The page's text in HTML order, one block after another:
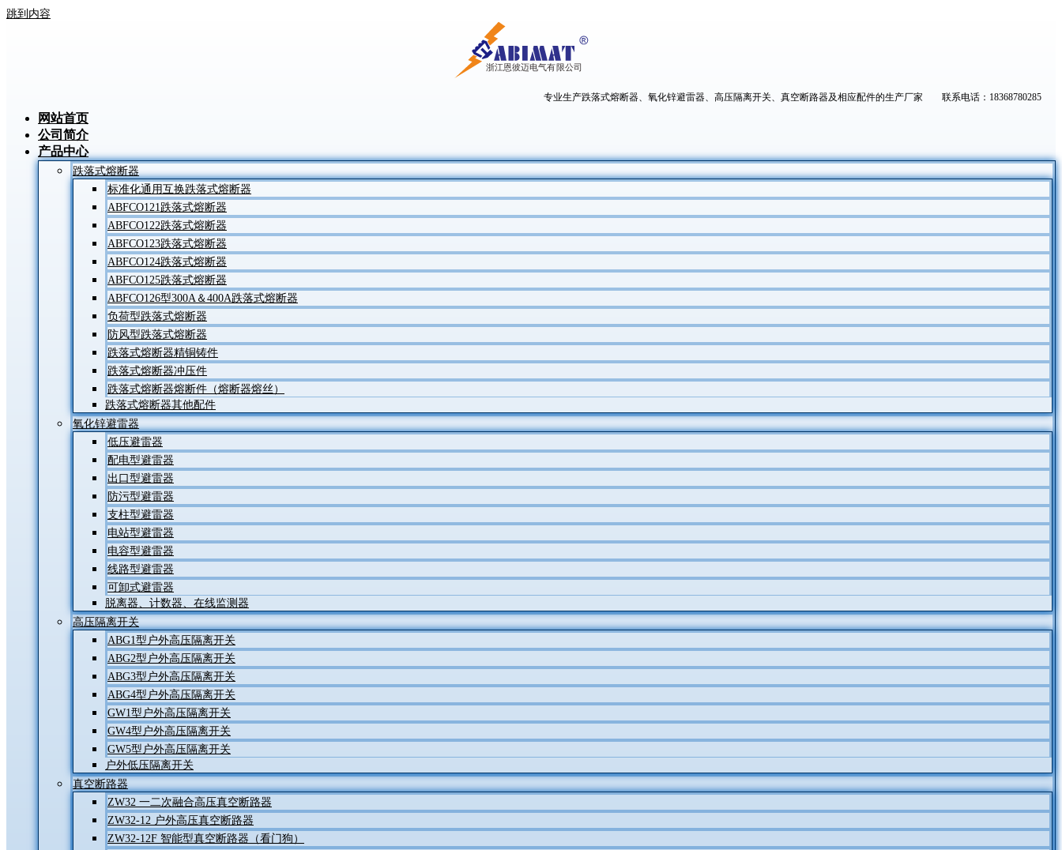
跳到内容
专业生产跌落式熔断器、氧化锌避雷器、高压隔离开关、真空断路器及相应配件的生产厂家 联系电话：18368780285
网站首页
公司简介
产品中心
跌落式熔断器
标准化通用互换跌落式熔断器
ABFCO121跌落式熔断器
ABFCO122跌落式熔断器
ABFCO123跌落式熔断器
ABFCO124跌落式熔断器
ABFCO125跌落式熔断器
ABFCO126型300A＆400A跌落式熔断器
负荷型跌落式熔断器
防风型跌落式熔断器
跌落式熔断器精铜铸件
跌落式熔断器冲压件
跌落式熔断器熔断件（熔断器熔丝）
跌落式熔断器其他配件
氧化锌避雷器
低压避雷器
配电型避雷器
出口型避雷器
防污型避雷器
支柱型避雷器
电站型避雷器
电容型避雷器
线路型避雷器
可卸式避雷器
脱离器、计数器、在线监测器
高压隔离开关
ABG1型户外高压隔离开关
ABG2型户外高压隔离开关
ABG3型户外高压隔离开关
ABG4型户外高压隔离开关
GW1型户外高压隔离开关
GW4型户外高压隔离开关
GW5型户外高压隔离开关
户外低压隔离开关
真空断路器
ZW32 一二次融合高压真空断路器
ZW32-12 户外高压真空断路器
ZW32-12F 智能型真空断路器（看门狗）